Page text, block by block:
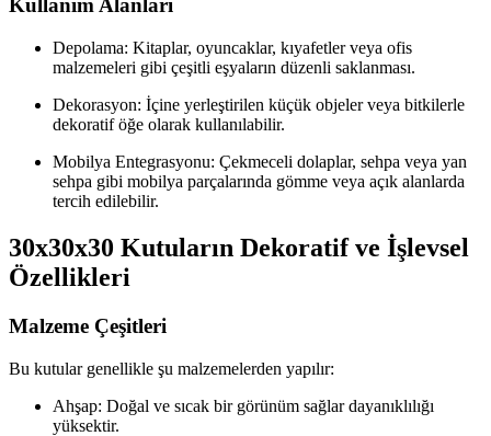
Kullanım Alanları
Depolama: Kitaplar, oyuncaklar, kıyafetler veya ofis
malzemeleri gibi çeşitli eşyaların düzenli saklanması.
Dekorasyon: İçine yerleştirilen küçük objeler veya bitkilerle
dekoratif öğe olarak kullanılabilir.
Mobilya Entegrasyonu: Çekmeceli dolaplar, sehpa veya yan
sehpa gibi mobilya parçalarında gömme veya açık alanlarda
tercih edilebilir.
30x30x30 Kutuların Dekoratif ve İşlevsel
Özellikleri
Malzeme Çeşitleri
Bu kutular genellikle şu malzemelerden yapılır:
Ahşap: Doğal ve sıcak bir görünüm sağlar dayanıklılığı
yüksektir.